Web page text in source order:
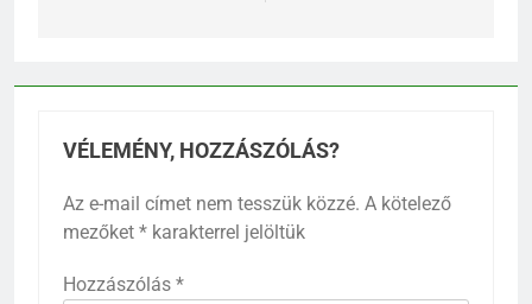
VÉLEMÉNY, HOZZÁSZÓLÁS?
Az e-mail címet nem tesszük közzé. A kötelező
mezőket * karakterrel jelöltük
Hozzászólás *